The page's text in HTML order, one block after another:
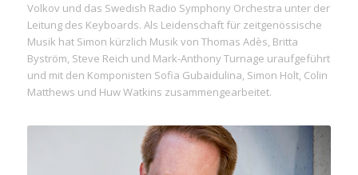
Volkov und das Swedish Radio Symphony Orchestra unter der
Leitung des Keyboards. Als Leidenschaft für zeitgenössische
Musik hat Simon kürzlich Musik von Thomas Adès, Britta
Byström, Steve Reich und Mark-Anthony Turnage uraufgeführt
und mit den Komponisten Sofia Gubaidulina, Simon Holt, Colin
Matthews und Huw Watkins zusammengearbeitet.